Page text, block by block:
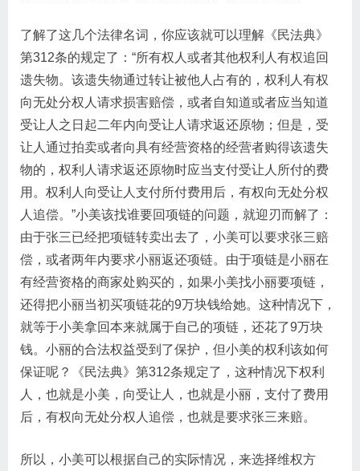
了解了这几个法律名词，你应该就可以理解《民法典》
第312条的规定了：“所有权人或者其他权利人有权追回
遗失物。该遗失物通过转让被他人占有的，权利人有权
向无处分权人请求损害赔偿，或者自知道或者应当知道
受让人之日起二年内向受让人请求返还原物；但是，受
让人通过拍卖或者向具有经营资格的经营者购得该遗失
物的，权利人请求返还原物时应当支付受让人所付的费
用。权利人向受让人支付所付费用后，有权向无处分权
人追偿。​”小美该找谁要回项链的问题，就迎刃而解了：
由于张三已经把项链转卖出去了，小美可以要求张三赔
偿，或者两年内要求小丽返还项链。由于项链是小丽在
有经营资格的商家处购买的，如果小美找小丽要项链，
还得把小丽当初买项链花的9万块钱给她。这种情况下，
就等于小美拿回本来就属于自己的项链，还花了9万块
钱。小丽的合法权益受到了保护，但小美的权利该如何
保证呢？《民法典》第312条规定了，这种情况下权利
人，也就是小美，向受让人，也就是小丽，支付了费用
后，有权向无处分权人追偿，也就是要求张三来赔。
所以，小美可以根据自己的实际情况，来选择维权方